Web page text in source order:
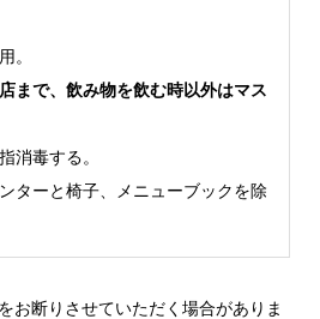
。
まで、飲み物を飲む時以外はマス
消毒する。
ターと椅子、メニューブックを除
お断りさせていただく場合がありま